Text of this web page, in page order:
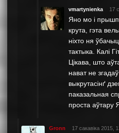
vmartynienka 17
Яно мо і
крута, гэта
ніхто ня
тактыка. Калі
Цікава, што
нават не
выкрутасінґ
паказальная
проста аўтару
Gronn 17 сакавіка 2015,